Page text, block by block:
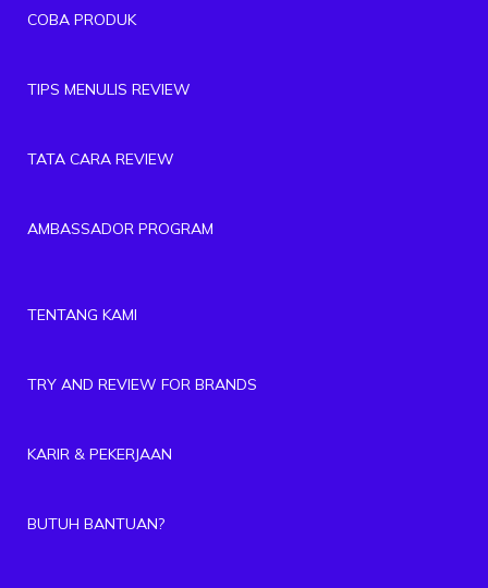
COBA PRODUK
TIPS MENULIS REVIEW
TATA CARA REVIEW
AMBASSADOR PROGRAM
TENTANG KAMI
TRY AND REVIEW FOR BRANDS
KARIR & PEKERJAAN
BUTUH BANTUAN?